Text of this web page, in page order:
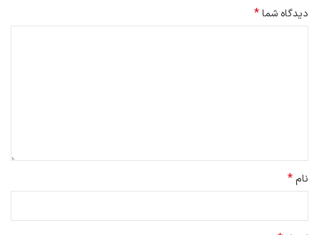
شیب ۳۹ درجه‌ای بالا و پایین می باشد و می‌تواند هوای خنک را به‌صورت
یکنواخت در کل اتاق پخش کند. این ویژگی برای فضاهای بزرگ‌تر یا
دیدگاه شما*
نام*